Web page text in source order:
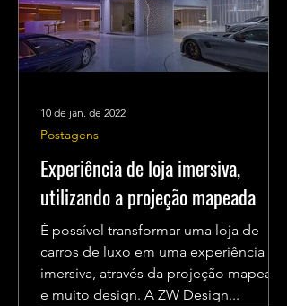
Experiência de loja imersiva,
utilizando a projeção mapeada
É possível transformar uma loja de
carros de luxo em uma experiência
imersiva, através da projeção mapeada
e muito design. A ZW Design...
Postagens
10 de jan. de 2022